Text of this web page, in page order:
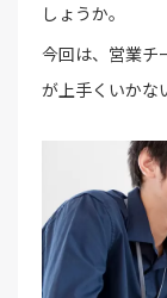
しょうか。
今回は、営業チ
が上手くいかな